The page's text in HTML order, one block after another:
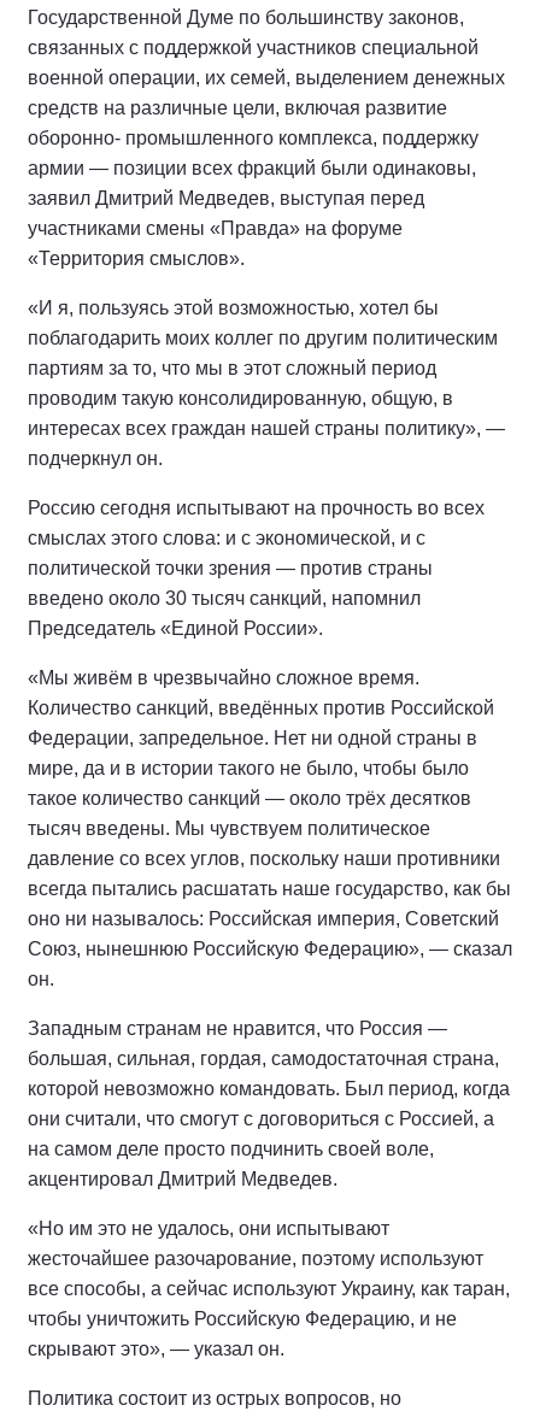
Государственной Думе по большинству законов,
связанных с поддержкой участников специальной
военной операции, их семей, выделением денежных
средств на различные цели, включая развитие
оборонно- промышленного комплекса, поддержку
армии — позиции всех фракций были одинаковы,
заявил Дмитрий Медведев, выступая перед
участниками смены «Правда» на форуме
«Территория смыслов».
«И я, пользуясь этой возможностью, хотел бы
поблагодарить моих коллег по другим политическим
партиям за то, что мы в этот сложный период
проводим такую консолидированную, общую, в
интересах всех граждан нашей страны политику», —
подчеркнул он.
Россию сегодня испытывают на прочность во всех
смыслах этого слова: и с экономической, и с
политической точки зрения — против страны
введено около 30 тысяч санкций, напомнил
Председатель «Единой России».
«Мы живём в чрезвычайно сложное время.
Количество санкций, введённых против Российской
Федерации, запредельное. Нет ни одной страны в
мире, да и в истории такого не было, чтобы было
такое количество санкций — около трёх десятков
тысяч введены. Мы чувствуем политическое
давление со всех углов, поскольку наши противники
всегда пытались расшатать наше государство, как бы
оно ни называлось: Российская империя, Советский
Союз, нынешнюю Российскую Федерацию», — сказал
он.
Западным странам не нравится, что Россия —
большая, сильная, гордая, самодостаточная страна,
которой невозможно командовать. Был период, когда
они считали, что смогут с договориться с Россией, а
на самом деле просто подчинить своей воле,
акцентировал Дмитрий Медведев.
«Но им это не удалось, они испытывают
жесточайшее разочарование, поэтому используют
все способы, а сейчас используют Украину, как таран,
чтобы уничтожить Российскую Федерацию, и не
скрывают это», — указал он.
Политика состоит из острых вопросов, но